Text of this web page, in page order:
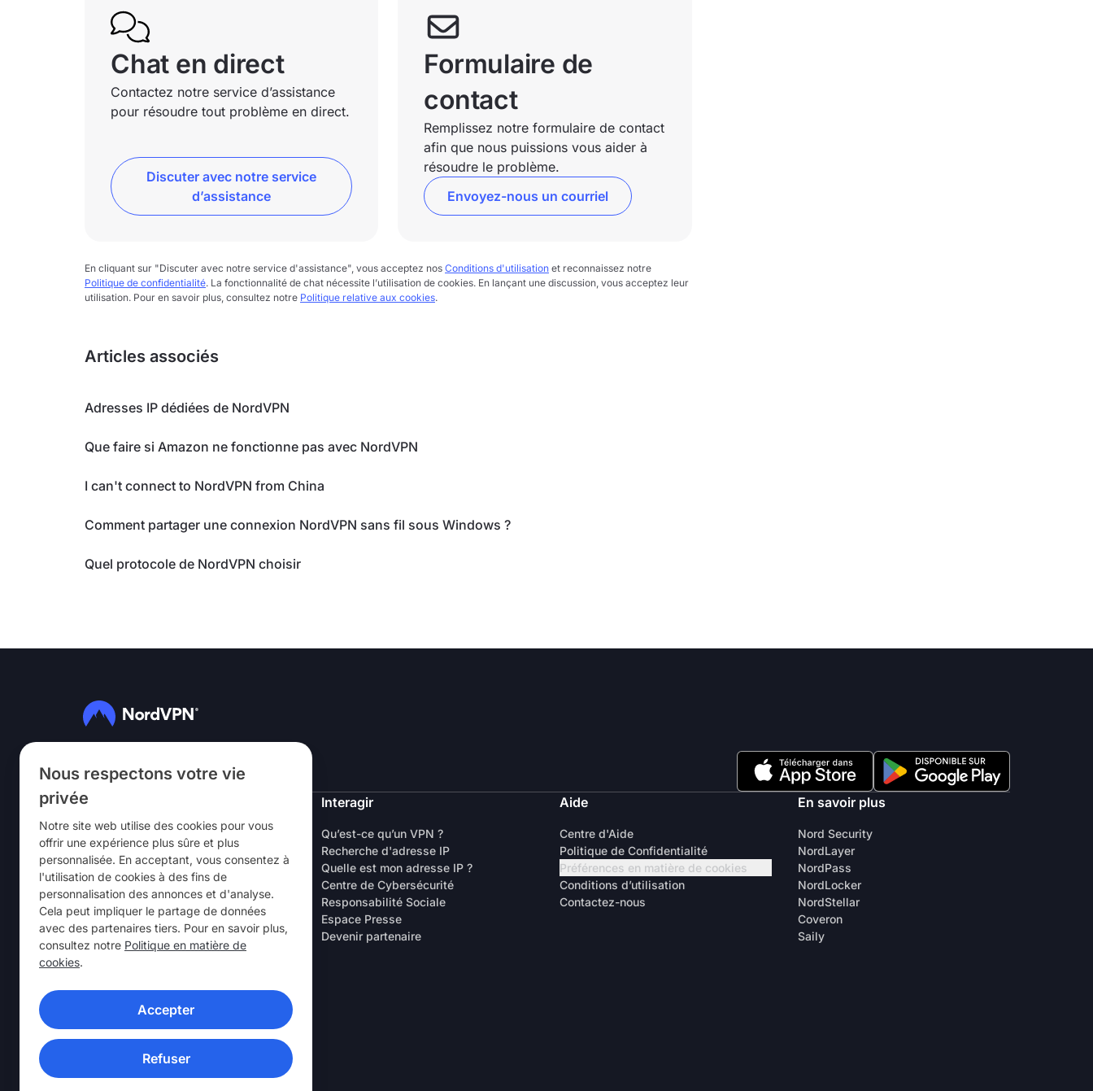
Nous respectons votre vie
privée
Notre site web utilise des cookies pour vous
offrir une expérience plus sûre et plus
personnalisée. En acceptant, vous consentez à
l'utilisation de cookies à des fins de
personnalisation des annonces et d'analyse.
Cela peut impliquer le partage de données
avec des partenaires tiers. Pour en savoir plus,
consultez notre Politique en matière de
cookies.
Accepter
Refuser
Chat en direct
Contactez notre service d’assistance
pour résoudre tout problème en direct.
Discuter avec notre service
d’assistance
Formulaire de
contact
Remplissez notre formulaire de contact
afin que nous puissions vous aider à
résoudre le problème.
Envoyez-nous un courriel
En cliquant sur "Discuter avec notre service d'assistance", vous acceptez nos Conditions d'utilisation et reconnaissez notre
Politique de confidentialité. La fonctionnalité de chat nécessite l’utilisation de cookies. En lançant une discussion, vous acceptez leur
utilisation. Pour en savoir plus, consultez notre Politique relative aux cookies.
Articles associés
Adresses IP dédiées de NordVPN
Que faire si Amazon ne fonctionne pas avec NordVPN
I can't connect to NordVPN from China
Comment partager une connexion NordVPN sans fil sous Windows ?
Quel protocole de NordVPN choisir
NordVPN
À Propos
Carrières
Essai gratuit VPN
Routeurs VPN
Commentaires client
Réduction spéciale étudiants et
employés
Points de vente
Laboratoire de Recherche
Interagir
Qu’est-ce qu’un VPN ?
Recherche d'adresse IP
Quelle est mon adresse IP ?
Centre de Cybersécurité
Responsabilité Sociale
Espace Presse
Devenir partenaire
Aide
Centre d'Aide
Politique de Confidentialité
Préférences en matière de cookies
Conditions d’utilisation
Contactez-nous
En savoir plus
Nord Security
NordLayer
NordPass
NordLocker
NordStellar
Coveron
Saily
APPLICATIONS VPN